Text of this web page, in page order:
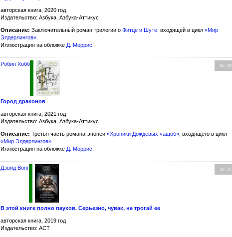
авторская книга, 2020 год
Издательство: Азбука, Азбука-Аттикус
Описание: Заключительный роман трилогии о Фитце и Шуте, входящей в цикл «Мир
Элдерлингов».
Иллюстрация на обложке Д. Моррис.
№ 23
Робин Хобб
Город драконов
авторская книга, 2021 год
Издательство: Азбука, Азбука-Аттикус
Описание: Третья часть романа-эпопеи «Хроники Дождевых чащоб» , входящего в цикл
«Мир Элдерлингов»
Иллюстрация на обложке Д. Моррис
№ 25
Дэвид Вонг
В этой книге полно пауков. Серьезно, чувак, не трогай ее
авторская книга, 2019 год
Издательство: АСТ